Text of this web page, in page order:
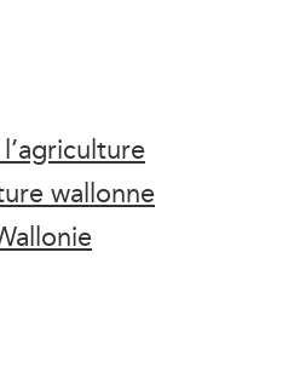
wallonne